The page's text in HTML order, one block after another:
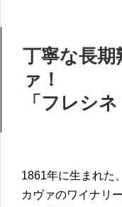
丁寧な長
ァ！
「フレシ
1861年に生まれた
カヴァのワイナリー